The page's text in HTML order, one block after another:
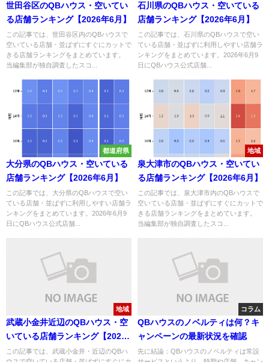
世田谷区のQBハウス・空いてい
る店舗ランキング【2026年6月】
この記事では、世田谷区内のQBハウスで
空いている店舗・並ばずにすぐにカットで
きる店舗ランキングをまとめています。
当編集部が独自調査したスコ...
石川県のQBハウス・空いている
店舗ランキング【2026年6月】
この記事では、石川県のQBハウスで空い
ている店舗・並ばずに利用しやすい店舗ラ
ンキングをまとめています。2026年6月9
日にQBハウス公式店舗...
都道府県
大分県のQBハウス・空いている
店舗ランキング【2026年6月】
この記事では、大分県のQBハウスで空い
ている店舗・並ばずに利用しやすい店舗ラ
ンキングをまとめています。2026年6月9
日にQBハウス公式店舗...
地域
泉大津市のQBハウス・空いてい
る店舗ランキング【2026年6月】
この記事では、泉大津市内のQBハウスで
空いている店舗・並ばずにすぐにカットで
きる店舗ランキングをまとめています。
当編集部が独自調査したスコ...
地域
武蔵小金井近辺のQBハウス・空
いている店舗ランキング【2026
年6月】
この記事では、武蔵小金井・近辺のQBハ
コラム
QBハウスのノベルティは何？キ
ャンペーンの最新状況を確認
先に結論：QBハウスのノベルティは常設